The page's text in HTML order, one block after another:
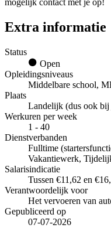
mogelijk contact met je op!
Extra informatie
Status
Open
Opleidingsniveaus
Middelbare school,
Plaats
Landelijk (dus ook
Werkuren per week
1 - 40
Dienstverbanden
Fulltime
Vakantiewerk,
Salarisindicatie
Tussen €11,62 en
Verantwoordelijk voor
Het vervoeren van
Gepubliceerd op
07-07-2026